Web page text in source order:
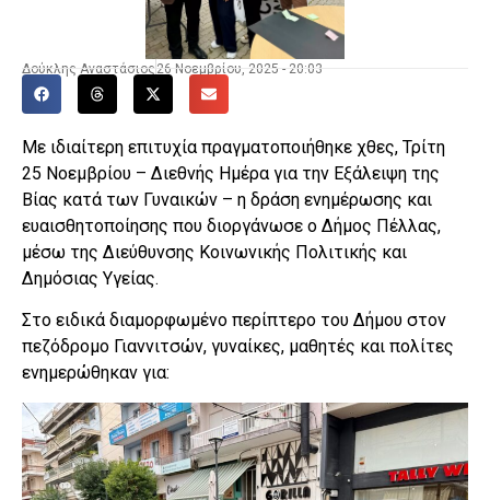
Δούκλης Αναστάσιος 26 Νοεμβρίου, 2025 - 20:03
Με ιδιαίτερη επιτυχία πραγματοποιήθηκε χθες, Τρίτη
25 Νοεμβρίου – Διεθνής Ημέρα για την Εξάλειψη της
Βίας κατά των Γυναικών – η δράση ενημέρωσης και
ευαισθητοποίησης που διοργάνωσε ο Δήμος Πέλλας,
μέσω της Διεύθυνσης Κοινωνικής Πολιτικής και
Δημόσιας Υγείας.
Στο ειδικά διαμορφωμένο περίπτερο του Δήμου στον
πεζόδρομο Γιαννιτσών, γυναίκες, μαθητές και πολίτες
ενημερώθηκαν για: